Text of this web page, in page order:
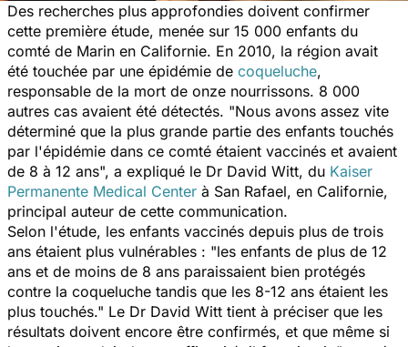
Des recherches plus approfondies doivent confirmer
cette première étude, menée sur 15 000 enfants du
comté de Marin en Californie. En 2010, la région avait
été touchée par une épidémie de coqueluche,
responsable de la mort de onze nourrissons. 8 000
autres cas avaient été détectés. "Nous avons assez vite
déterminé que la plus grande partie des enfants touchés
par l'épidémie dans ce comté étaient vaccinés et avaient
de 8 à 12 ans", a expliqué le Dr David Witt, du Kaiser
Permanente Medical Center à San Rafael, en Californie,
principal auteur de cette communication.
Selon l'étude, les enfants vaccinés depuis plus de trois
ans étaient plus vulnérables : "les enfants de plus de 12
ans et de moins de 8 ans paraissaient bien protégés
contre la coqueluche tandis que les 8-12 ans étaient les
plus touchés." Le Dr David Witt tient à préciser que les
résultats doivent encore être confirmés, et que même si